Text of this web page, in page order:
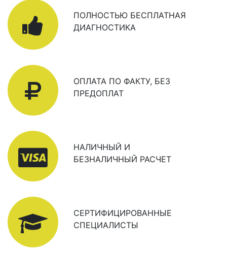
ПОЛНОСТЬЮ БЕСПЛАТНАЯ
ДИАГНОСТИКА
ОПЛАТА ПО ФАКТУ, БЕЗ
ПРЕДОПЛАТ
НАЛИЧНЫЙ И
БЕЗНАЛИЧНЫЙ РАСЧЕТ
СЕРТИФИЦИРОВАННЫЕ
СПЕЦИАЛИСТЫ